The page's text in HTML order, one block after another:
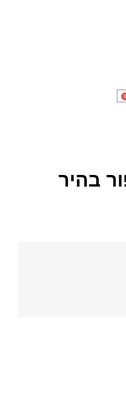
0
בהיר